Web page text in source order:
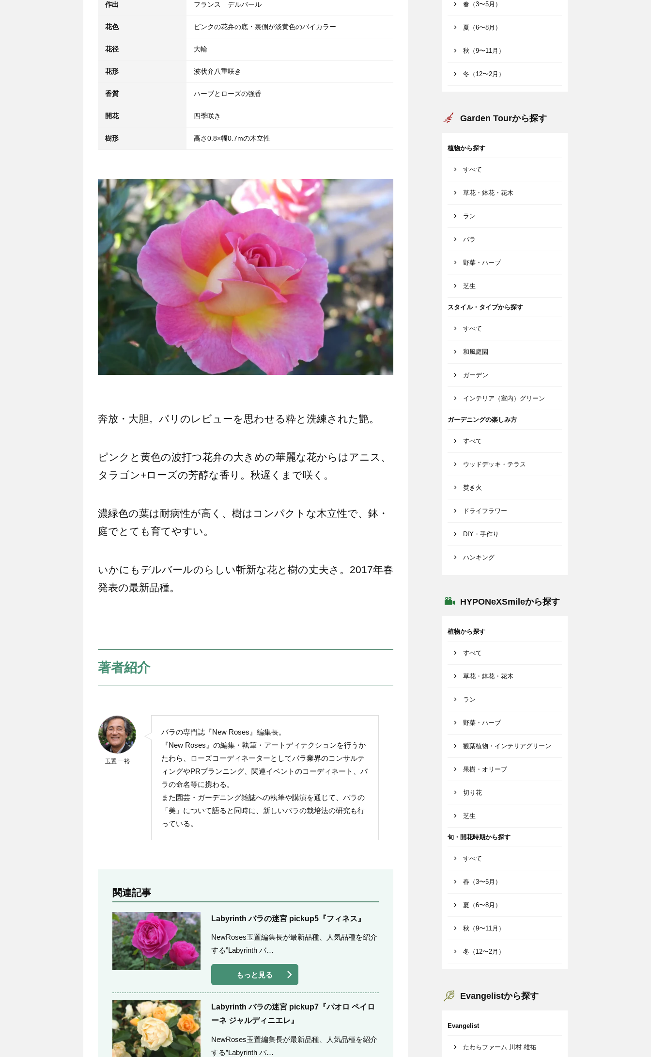
作出 フランス デルバール
花色 ピンクの花弁の底・裏側が淡黄色のバイカラー
花径 大輪
花形 波状弁八重咲き
香質 ハーブとローズの強香
開花 四季咲き
樹形 高さ0.8×幅0.7mの木立性
奔放・大胆。パリのレビューを思わせる粋と洗練された艶。
ピンクと黄色の波打つ花弁の大きめの華麗な花からはアニス、
タラゴン+ローズの芳醇な香り。秋遅くまで咲く。
濃緑色の葉は耐病性が高く、樹はコンパクトな木立性で、鉢・
庭でとても育てやすい。
いかにもデルバールのらしい斬新な花と樹の丈夫さ。2017年春
発表の最新品種。
著者紹介
玉置 一裕
バラの専門誌『New Roses』編集長。
『New Roses』の編集・執筆・アートディテクションを行うか
たわら、ローズコーディネーターとしてバラ業界のコンサルテ
ィングやPRプランニング、関連イベントのコーディネート、バ
ラの命名等に携わる。
また園芸・ガーデニング雑誌への執筆や講演を通じて、バラの
「美」について語ると同時に、新しいバラの栽培法の研究も行
っている。
関連記事
Labyrinth バラの迷宮 pickup5『フィネス』
NewRoses玉置編集長が最新品種、人気品種を紹介
する”Labyrinth バ…
もっと見る
Labyrinth バラの迷宮 pickup7『パオロ ペイロ
ーネ ジャルディニエレ』
NewRoses玉置編集長が最新品種、人気品種を紹介
する”Labyrinth バ…
春（3〜5月）
夏（6〜8月）
秋（9〜11月）
冬（12〜2月）
Garden Tourから探す
植物から探す
すべて
草花・鉢花・花木
ラン
バラ
野菜・ハーブ
芝生
スタイル・タイプから探す
すべて
和風庭園
ガーデン
インテリア（室内）グリーン
ガーデニングの楽しみ方
すべて
ウッドデッキ・テラス
焚き火
ドライフラワー
DIY・手作り
ハンキング
HYPONeXSmileから探す
植物から探す
すべて
草花・鉢花・花木
ラン
野菜・ハーブ
観葉植物・インテリアグリーン
果樹・オリーブ
切り花
芝生
旬・開花時期から探す
すべて
春（3〜5月）
夏（6〜8月）
秋（9〜11月）
冬（12〜2月）
Evangelistから探す
Evangelist
たわらファーム 川村 雄祐